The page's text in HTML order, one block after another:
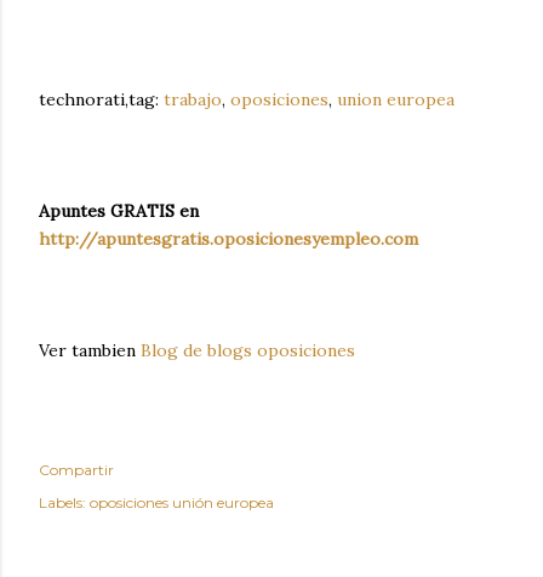
technorati,tag: trabajo, oposiciones, union europea
Apuntes GRATIS en
http://apuntesgratis.oposicionesyempleo.com
Ver tambien Blog de blogs oposiciones
Compartir
Labels: oposiciones unión europea